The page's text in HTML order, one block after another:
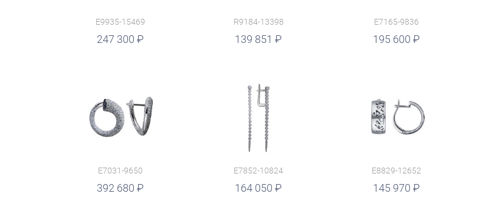
E9935-15469
247 300
R9184-13398
139 851
руб.
E7165-9836
195 600
руб. руб.
E7031-9650
392 680
E7852-10824
164 050
руб.
E8829-12652
145 970
руб.